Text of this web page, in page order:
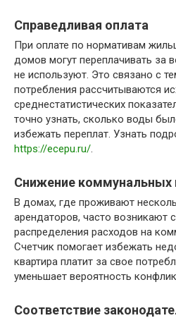
Справедливая оплата
При оплате по нормативам
домов могут переплачивать за
не используют. Это связано с
потребления рассчитываются
среднестатистических
точно узнать, сколько воды
избежать переплат. Узнать
https://ecepu.ru/.
Снижение коммунальных
В домах, где проживают
арендаторов, часто возникают
распределения расходов на
Счетчик помогает избежать
квартира платит за свое
уменьшает вероятность
Соответствие